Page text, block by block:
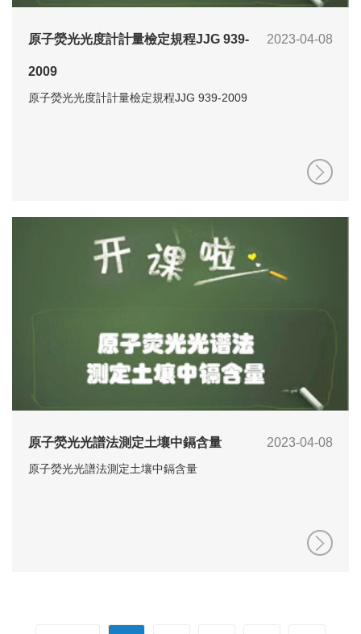
2023-04-08
原子熒光光度計計量檢定規程JJG 939-
2009
原子熒光光度計計量檢定規程JJG 939-2009
2023-04-08
原子熒光光譜法測定土壤中鎘含量
原子熒光光譜法測定土壤中鎘含量